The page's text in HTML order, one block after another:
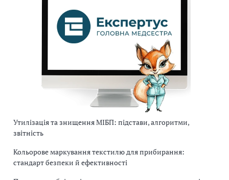
Утилізація та знищення МІБП: підстави, алгоритми,
звітність
Кольорове маркування текстилю для прибирання:
стандарт безпеки й ефективності